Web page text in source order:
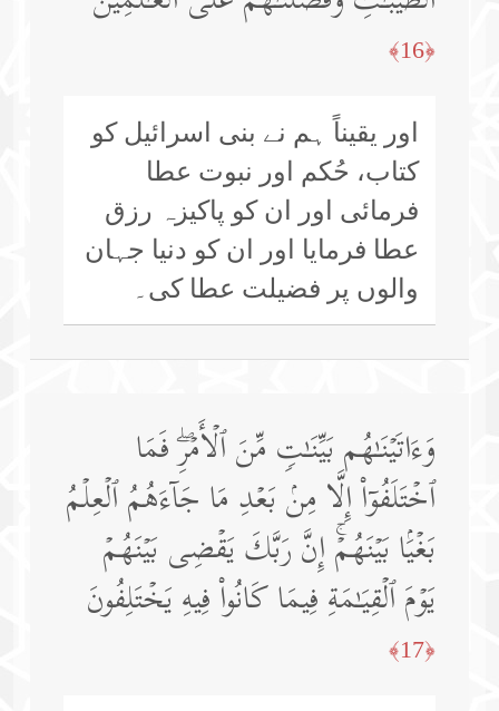
﴿16﴾
اور یقیناً ہم نے بنی اسرائیل کو
کتاب، حُکم اور نبوت عطا
فرمائی اور ان کو پاکیزہ رزق
عطا فرمایا اور ان کو دنیا جہان
والوں پر فضیلت عطا کی۔
وَءَاتَیۡنَـٰهُم بَیِّنَـٰتࣲ مِّنَ ٱلۡأَمۡرِۖ فَمَا
ٱخۡتَلَفُوۤا۟ إِلَّا مِنۢ بَعۡدِ مَا جَاۤءَهُمُ ٱلۡعِلۡمُ
بَغۡیَۢا بَیۡنَهُمۡۚ إِنَّ رَبَّكَ یَقۡضِی بَیۡنَهُمۡ
یَوۡمَ ٱلۡقِیَـٰمَةِ فِیمَا كَانُوا۟ فِیهِ یَخۡتَلِفُونَ
﴿17﴾